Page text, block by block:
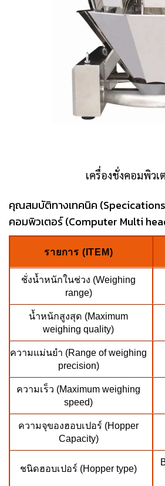
เครื่องชั่งคอมพิวเ
คุณสมบัติทางเทคนิค
คอมพิวเตอร์ (Computer Multi
รายการ (ITEM)
ชั่งน้ำหนักในช่วง (Weighing
range)
น้ำหนักสูงสุด (Maximum
weighing quality)
ความแม่นยำ (Range of weighing
precision)
ความเร็ว (Maximum weighing
speed)
ความจุของฮอบเปอร์ (Hopper
Capacity)
ชนิดฮอบเปอร์ (Hopper type)